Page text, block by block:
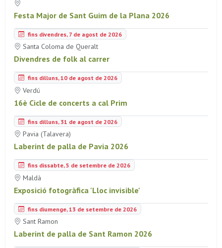
Festa Major de Sant Guim de la Plana 2026
fins divendres, 7 de agost de 2026
Santa Coloma de Queralt
Divendres de folk al carrer
fins dilluns, 10 de agost de 2026
Verdú
16è Cicle de concerts a cal Prim
fins dilluns, 31 de agost de 2026
Pavia (Talavera)
Laberint de palla de Pavia 2026
fins dissabte, 5 de setembre de 2026
Maldà
Exposició fotogràfica 'Lloc invisible'
fins diumenge, 13 de setembre de 2026
Sant Ramon
Laberint de palla de Sant Ramon 2026